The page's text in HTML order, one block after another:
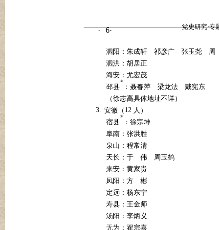
党史研究·专
· 6·
泗阳：朱成轩 祁彦广 张玉尧
周
泗洪：胡居正
海安：尤宏茂
邳县
①
：聂春萍 梁龙法
戴宪东
（徐志高具体地址不详）
3. 安徽（ 12 人）
宿县
②
：徐宗坤
阜南：张洪胜
泉山：程常清
天长：于
伟
周玉鹤
来安：黄家贵
凤阳：方
彬
定远：杨东宁
寿县：王金师
汤阳：李炳义
无为：翟宗喜